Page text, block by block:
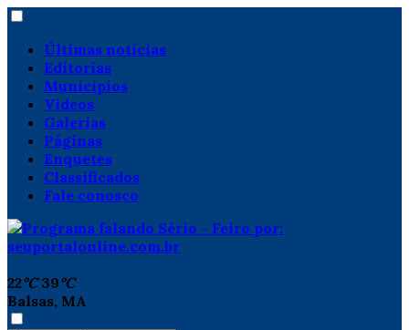
Últimas notícias
Editorias
Municípios
Vídeos
Galerias
Páginas
Enquetes
Classificados
Fale conosco
22°C 39°C
Balsas, MA